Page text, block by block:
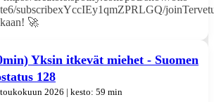
subscribexYccIEy1qmZPRLGQ/
🚀
Yksin itkevät miehet - Suomen
128
2026 | kesto: 59 min